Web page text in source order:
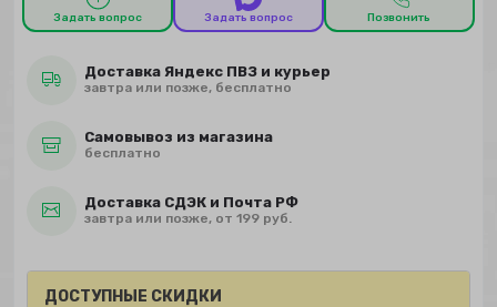
Задать вопрос Задать вопрос Позвонить
Доставка Яндекс ПВЗ и курьер
завтра или позже, бесплатно
Самовывоз из магазина
бесплатно
Доставка СДЭК и Почта РФ
завтра или позже, от 199 руб.
ДОСТУПНЫЕ СКИДКИ